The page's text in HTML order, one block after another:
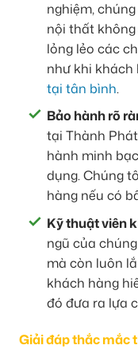
nghiệm,
nội thất
lỏng lẻo các
như khi khách
tại tân bình.
Bảo hành rõ
tại Thành
hành minh
dụng. Chúng
hàng nếu có
Kỹ thuật viên
ngũ của
mà còn luôn
khách hàng
đó đưa ra lựa
Giải đáp thắc mắc